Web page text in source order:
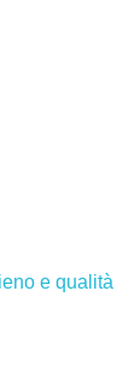
e qualità